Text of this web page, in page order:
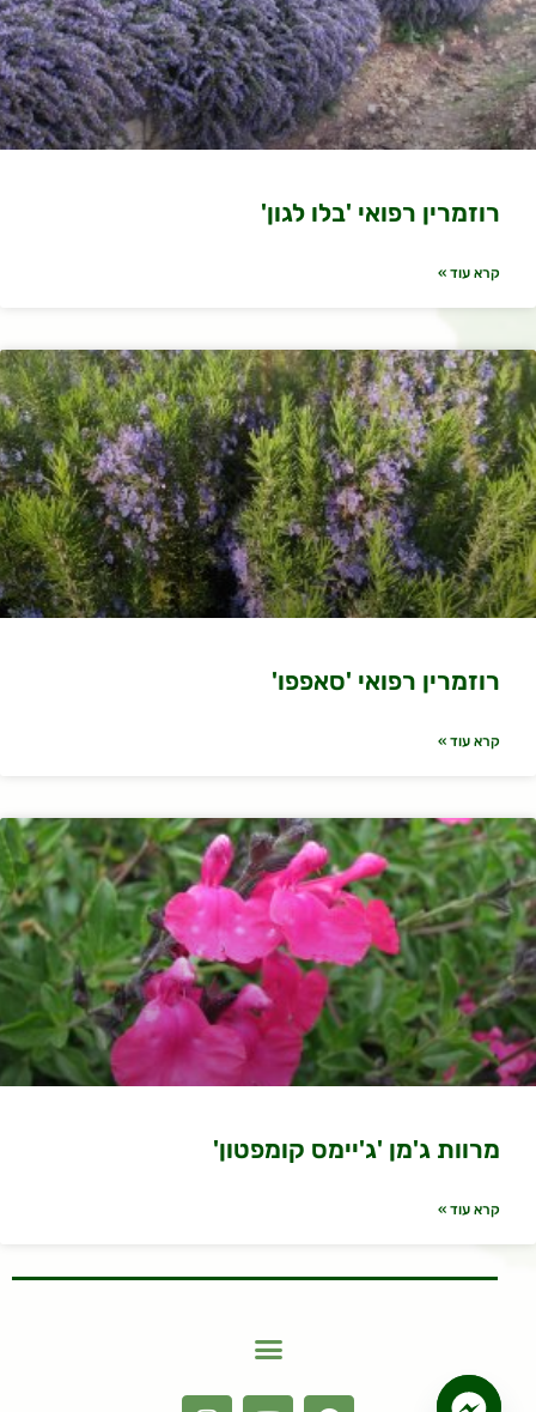
רוזמרין רפואי 'בלו לגון'
קרא עוד »
רוזמרין רפואי 'סאפפו'
קרא עוד »
מרוות ג'מן 'ג'יימס קומפטון'
קרא עוד »